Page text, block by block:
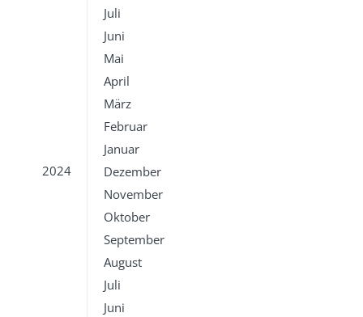
Juli
Juni
Mai
April
März
Februar
Januar
2024
Dezember
November
Oktober
September
August
Juli
Juni